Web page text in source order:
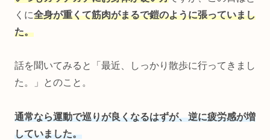
くに全身が重くて筋肉がまるで鎧のように張っていまし
た。
話を聞いてみると「最近、しっかり散歩に行ってきまし
た。」とのこと。
通常なら運動で巡りが良くなるはずが、逆に疲労感が増
していました。